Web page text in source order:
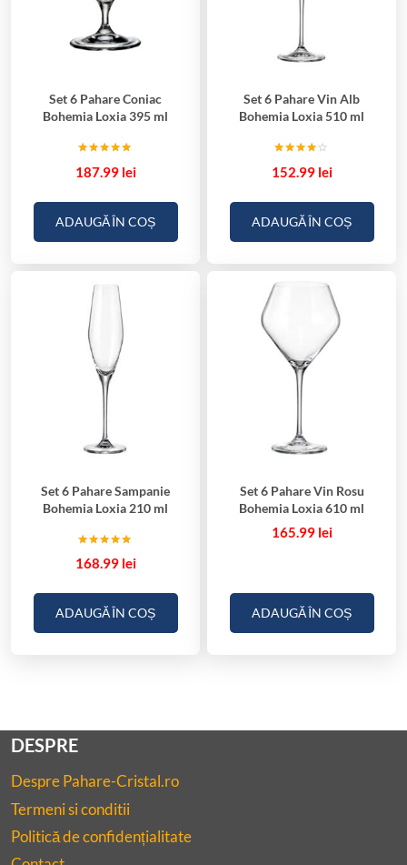
Set 6 Pahare Coniac
Bohemia Loxia 395 ml
5.00
187.99 lei
ADAUGĂ ÎN COȘ
Set 6 Pahare Vin Alb
Bohemia Loxia 510 ml
la
152.99 lei
ADAUGĂ ÎN COȘ
Set 6 Pahare Sampanie
Bohemia Loxia 210 ml
5.00
168.99 lei
ADAUGĂ ÎN COȘ
Set 6 Pahare Vin Rosu
Bohemia Loxia 610 ml
165.99 lei
ADAUGĂ ÎN COȘ
DESPRE
Despre Pahare-Cristal.ro
Termeni si conditii
Politică de confidențialitate